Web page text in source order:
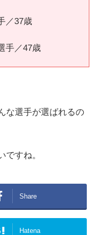
／37歳
手／47歳
な選手が選ばれるの
ですね。
Share
Hatena